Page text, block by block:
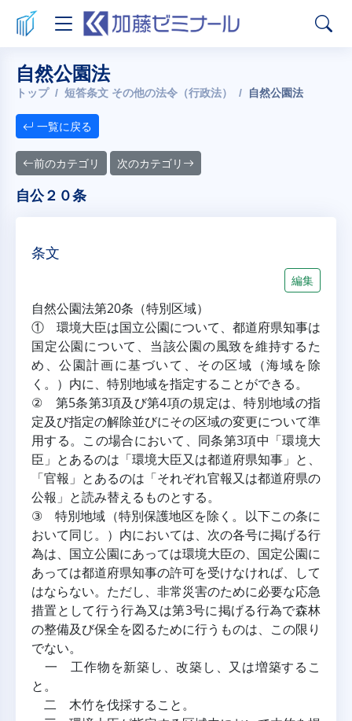
自然公園法
トップ 短答条文 その他の法令（行政法） 自然公園法
一覧に戻る
前のカテゴリ 次のカテゴリ
自公２０条
条文
編集
自然公園法第20条（特別区域）
① 環境大臣は国立公園について、都道府県知事は
国定公園について、当該公園の風致を維持するた
め、公園計画に基づいて、その区域（海域を除
く。）内に、特別地域を指定することができる。
② 第5条第3項及び第4項の規定は、特別地域の指
定及び指定の解除並びにその区域の変更について準
用する。この場合において、同条第3項中「環境大
臣」とあるのは「環境大臣又は都道府県知事」と、
「官報」とあるのは「それぞれ官報又は都道府県の
公報」と読み替えるものとする。
③ 特別地域（特別保護地区を除く。以下この条に
おいて同じ。）内においては、次の各号に掲げる行
為は、国立公園にあっては環境大臣の、国定公園に
あっては都道府県知事の許可を受けなければ、して
はならない。ただし、非常災害のために必要な応急
措置として行う行為又は第3号に掲げる行為で森林
の整備及び保全を図るために行うものは、この限り
でない。
一 工作物を新築し、改築し、又は増築するこ
と。
二 木竹を伐採すること。